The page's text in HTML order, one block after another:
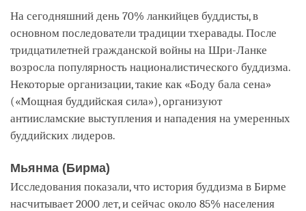
На сегодняшний день 70% ланкийцев буддисты, в
основном последователи традиции тхеравады. После
тридцатилетней гражданской войны на Шри-Ланке
возросла популярность националистического буддизма.
Некоторые организации, такие как «Боду бала сена»
(«Мощная буддийская сила»), организуют
антиисламские выступления и нападения на умеренных
буддийских лидеров.
Мьянма (Бирма)
Исследования показали, что история буддизма в Бирме
насчитывает 2000 лет, и сейчас около 85% населения